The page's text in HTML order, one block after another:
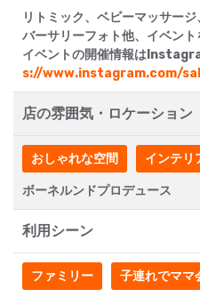
リトミック、ベビーマッサー
バーサリーフォト他、イベント
イベントの開催情報は
s://www.instagram.com/
店の雰囲気・ロケーション
おしゃれな空間 インテリ
ボーネルンドプロデュース
利用シーン
ファミリー 子連れでママ